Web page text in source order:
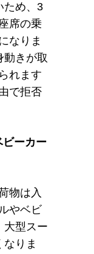
ため、3
席の乗
なりま
動きが取
れます
で拒否
ビーカー
物は入
やベビ
大型スー
りま